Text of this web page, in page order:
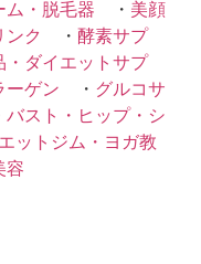
ム・脱毛器 ・ 美顔
ンク ・ 酵素サプ
・ダイエットサプ
ーゲン ・ グルコサ
バスト・ヒップ・シ
ットジム・ヨガ教
容